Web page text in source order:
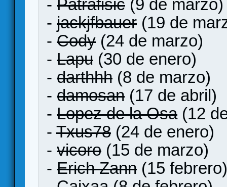
- Patrafisic (9 de marzo)
- jackjfbauer (19 de
- Cody (24 de marzo)
- Lapu (30 de enero)
- darthhh (8 de marzo)
- damosan (17 de abril)
- Lopez de la Osa(12
- Txus78 (24 de enero)
- vicoro (15 de marzo)
- Erich Zann (15 febrero)